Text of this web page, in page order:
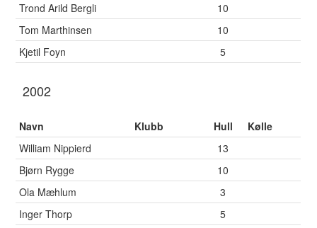
Trond Arild Bergli
10
Tom Marthinsen
10
Kjetil Foyn
5
2002
Navn Klubb Hull
Kølle
William Nippierd
13
Bjørn Rygge
10
Ola Mæhlum
3
Inger Thorp
5